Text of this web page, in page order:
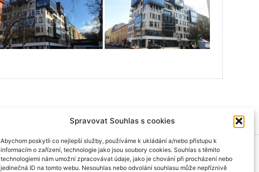
Spravovat Souhlas s cookies
Abychom poskytli co nejlepší služby, používáme k ukládání a/nebo přístupu k
informacím o zařízení, technologie jako jsou soubory cookies. Souhlas s těmito
technologiemi nám umožní zpracovávat údaje, jako je chování při procházení nebo
jedinečná ID na tomto webu. Nesouhlas nebo odvolání souhlasu může nepříznivě